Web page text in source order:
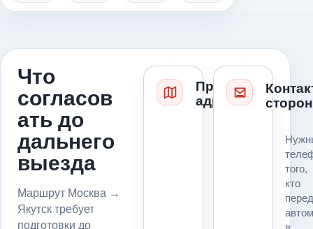
Что
согласов
ать до
дальнего
выезда
Маршрут Москва →
Якутск требует
подготовки до
Проверка
адресов
сторон
того,
кто